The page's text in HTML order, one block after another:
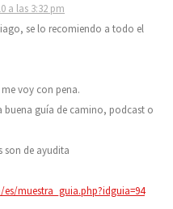
a las 3:32 pm
se lo recomiendo a todo el
voy con pena.
buena guía de camino, podcast o
son de ayudita
muestra_guia.php?idguia=94